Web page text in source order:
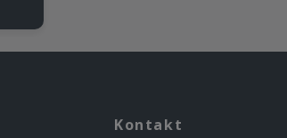
Kontakt